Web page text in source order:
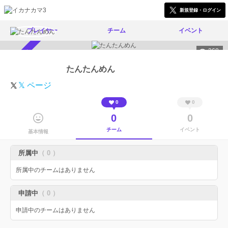
新規登録・ログイン
プレイヤー チーム イベント
368
たんたんめん
𝕏 ページ
基本情報
0
0
チーム
0
0
イベント
所属中 （ 0 ）
所属中のチームはありません
申請中 （ 0 ）
申請中のチームはありません